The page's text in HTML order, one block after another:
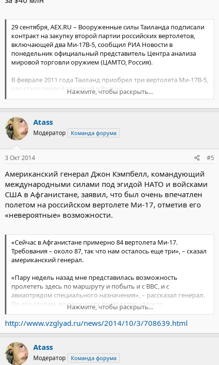
мощностью 1 тыс. 900 л.с. с пылезащитным устройством (ПЗУ)
полеты в сложных метеоусловиях и при ограниченной
видимости. Эта машина оснащена метеолокатором и системой
спутниковой навигации. Внешний вид Ми-171 мало отличается
от Ми-8Т
29 сентября, AEX.RU – Вооруженные силы Таиланда подписали
контракт на закупку второй партии российских вертолетов,
включающей два Ми-17В-5, сообщил РИА Новости в
понедельник официальный представитель Центра анализа
мировой торговли оружием (ЦАМТО, Россия).
В феврале 2011 года Таиланд приобрел три вертолета Ми-17В-5,
что стало первой закупкой в России.
"Обсуждение условий соглашения продолжалось с октября
прошлого года. Само подписание контракта на закупку двух
вертолетов для Сухопутных войск Таиланда состоялось в этом
году в Москве", — сказал представитель ЦАМТО.
Нажмите, чтобы раскрыть...
Atass
Модератор Команда форума
3 Окт 2014 #5
Американский генерал Джон Кэмпбелл, командующий
международными силами под эгидой НАТО и войсками
США в Афганистане, заявил, что был очень впечатлен
полетом на российском вертолете Ми-17, отметив его
«невероятные» возможности.
«Сейчас в Афганистане примерно 84 вертолета Ми-17.
Требования – около 87, так что нам осталось еще три», – сказал
американский генерал.
«Пару недель назад мне представилась возможность
пролететь здесь по маршруту и побыть и с ВВС, и с
авиаотрядом специального назначения», – рассказал генерал.
По его словам, возможности вертолетов «просто
невероятные».
«Я вчера изучил раскадровку видеозаписи посадки четырех
десанта. Эти Ми-17 и их пилоты спустили (военных) в нужном
месте, в нужное время и в полной безопасности, и в течение
Нажмите, чтобы раскрыть...
http://www.vzglyad.ru/news/2014/10/3/708639.html
Atass
Модератор Команда форума